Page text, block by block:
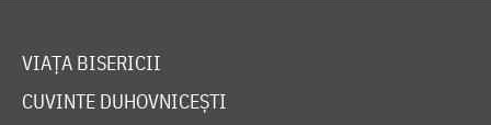
VIAȚA BISERICII
CUVINTE DUHOVNICEȘTI